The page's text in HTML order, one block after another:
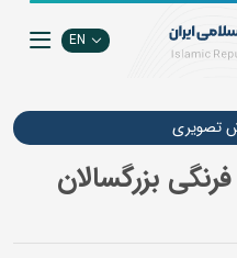
EN
تصويري
بزرگسالان